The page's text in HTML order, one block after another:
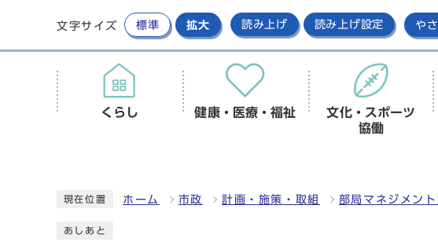
文字サイズ 標準 拡大 読み上げ 読み上げ設定 や
くらし 健康・医療・福祉
文化・スポーツ
協働
現在位置 ホーム 市政 計画・施策・取組 部局マネジメント
あしあと